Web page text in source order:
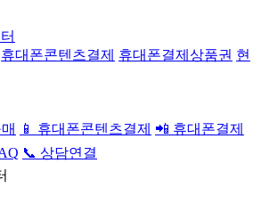
휴대폰콘텐츠결제 휴대폰결제상품권 현
📱 휴대폰콘텐츠결제 📲 휴대폰결제
📞 상담연결